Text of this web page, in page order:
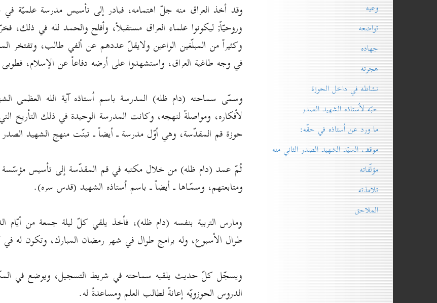
وروحيّاً; ليكونوا علماء العراق مستقبلاً، وأفلح والحمد لله في ذلك،
وكثيراً من المبلّغين الواعين ولايقلّ عددهم عن ألفي طالب، وتفتخر
في وجه طاغية العراق، واستشهدوا على أرضه دفاعاً عن الإسلام،
وسمّى سماحته (دام ظله) المدرسة باسم اُستاذه آية الله العظمى
لأفكاره، ومواصلةً لنهجه، وكانت المدرسة الوحيدة في ذلك التأريخ
حوزة قم المقدّسة، وهي أوّل مدرسة ـ أيضاً ـ تبنّت منهج الشهيد
ثُمّ عمد (دام ظله) من خلال مكتبه في قم المقدّسة إلى تأسيس مؤسّسة
ومتابعتهم، وسمّـاها ـ أيضاً ـ باسم اُستاذه الشهيد (قدس سره).
ومارس التربية بنفسه (دام ظله)، فأخذ يلقي كلّ ليلة جمعة من أيّام
طوال الاُسبوع، وله برامج طوال في شهر رمضان المبارك، وتكون له
ويسجّل كلّ حديث يلقيه سماحته في شريط التسجيل، ويوضع في
الدروس الحوزويّه إعانةً لطالب العلم ومساعدةً له.
وعيه
تواضعه
جهاده
هجرته
نشاطه في داخل الحوزة
حبّه لاُستاذه الشهيد الصدر
ما ورد عن اُستاذه في حقّه:
موقف السيّد الشهيد الصدر الثاني منه
مؤلّفاته
تلامذته
الملاحق